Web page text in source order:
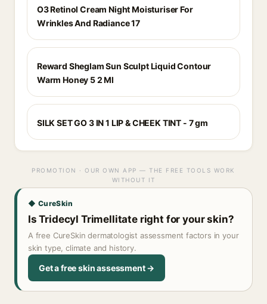
O3 Retinol Cream Night Moisturiser For
Wrinkles And Radiance 17
Reward Sheglam Sun Sculpt Liquid Contour
Warm Honey 5 2 Ml
SILK SET GO 3 IN 1 LIP & CHEEK TINT - 7 gm
PROMOTION · OUR OWN APP — THE FREE TOOLS WORK
WITHOUT IT
◆ CureSkin
Is Tridecyl Trimellitate right for your skin?
A free CureSkin dermatologist assessment factors in your
skin type, climate and history.
Get a free skin assessment →